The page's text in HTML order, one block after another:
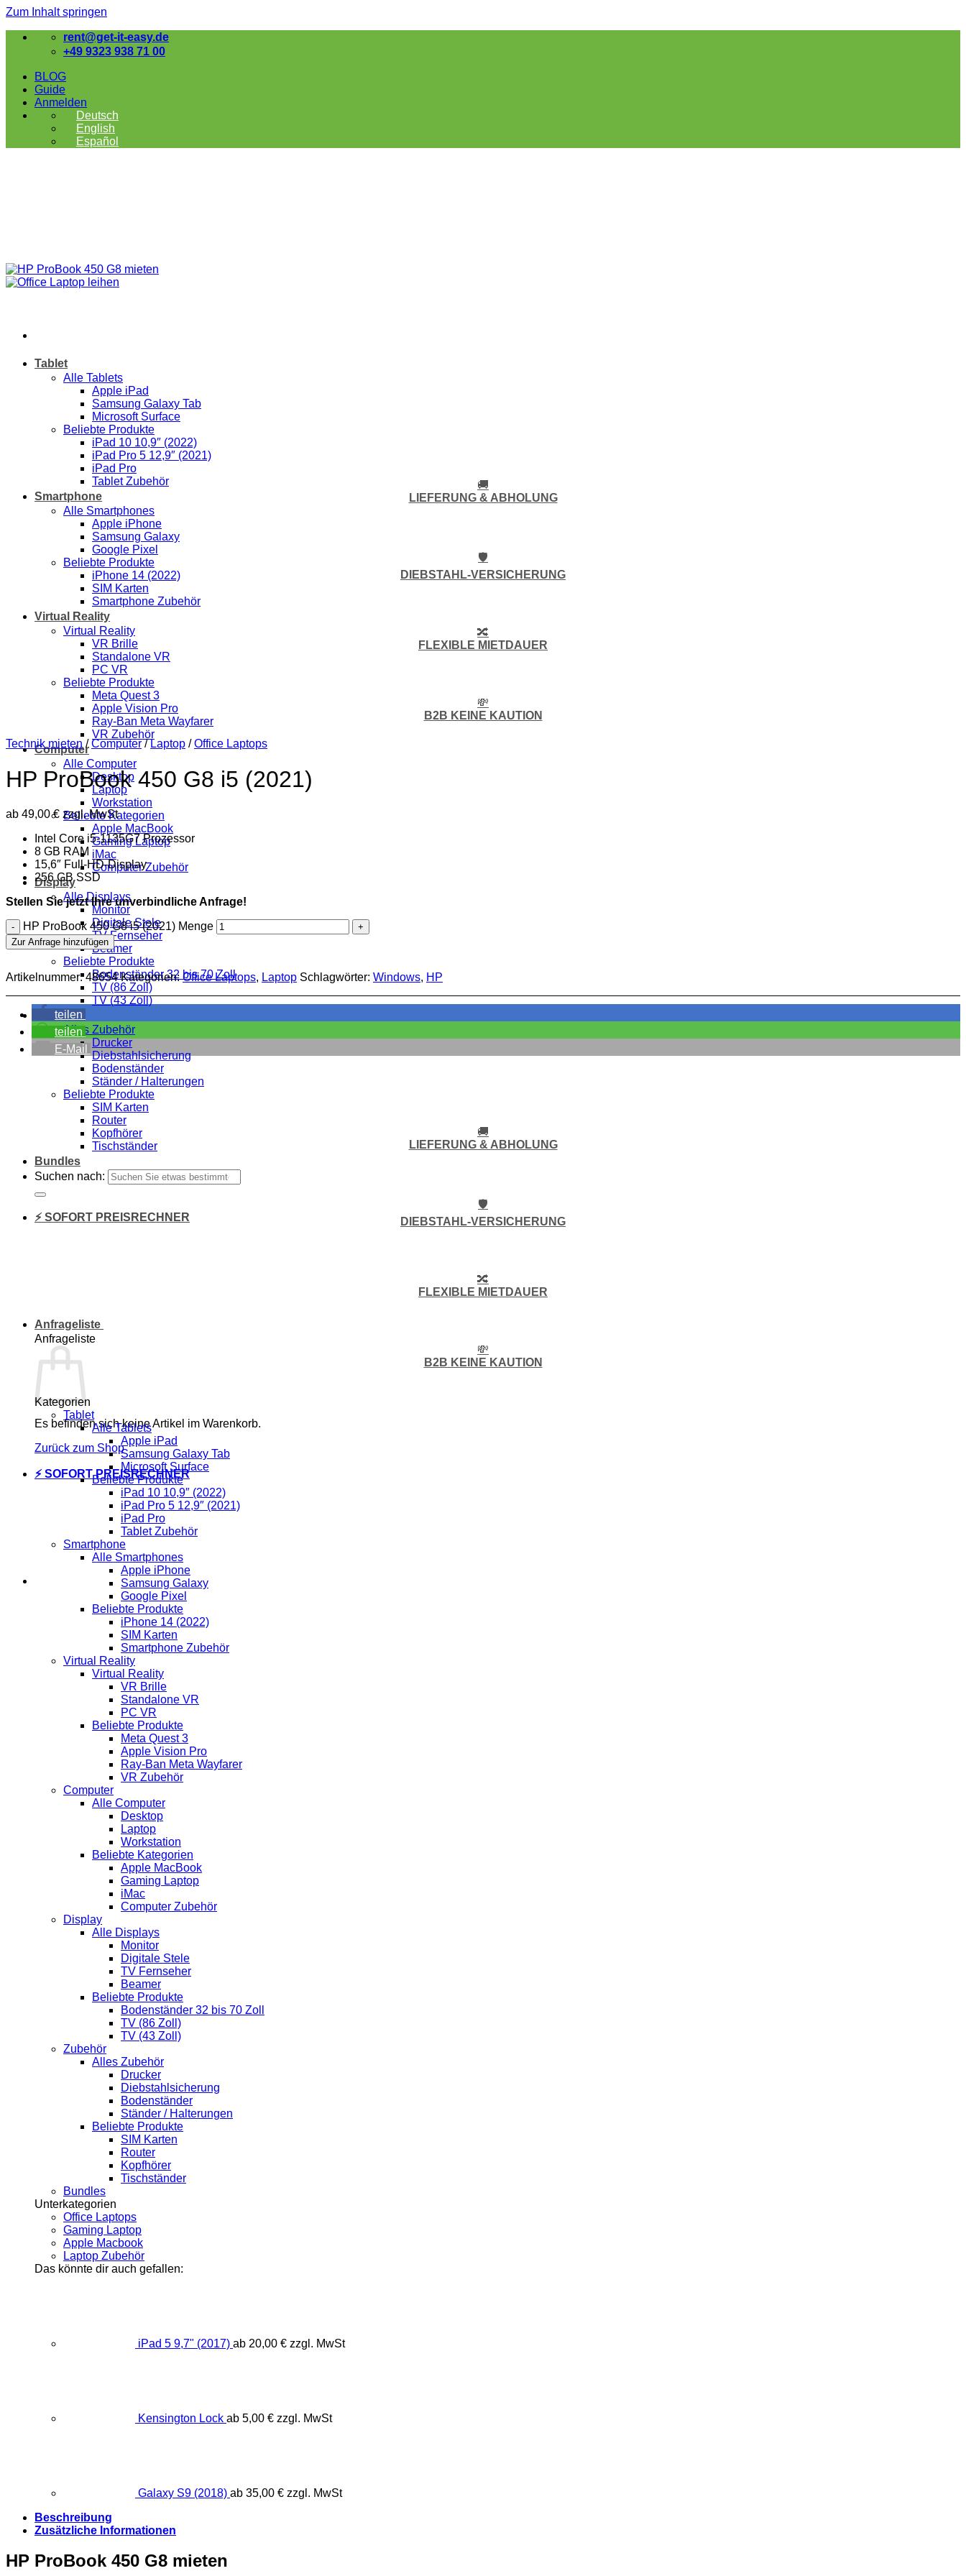
Zum Inhalt springen
rent@get-it-easy.de
+49 9323 938 71 00
BLOG
Guide
Anmelden
Deutsch
English
Español
Tablet
Alle Tablets
Apple iPad
Samsung Galaxy Tab
Microsoft Surface
Beliebte Produkte
iPad 10 10,9″ (2022)
iPad Pro 5 12,9″ (2021)
iPad Pro
Tablet Zubehör
Smartphone
Alle Smartphones
Apple iPhone
Samsung Galaxy
Google Pixel
Beliebte Produkte
iPhone 14 (2022)
SIM Karten
Smartphone Zubehör
Virtual Reality
Virtual Reality
VR Brille
Standalone VR
PC VR
Beliebte Produkte
Meta Quest 3
Apple Vision Pro
Ray-Ban Meta Wayfarer
VR Zubehör
Computer
Alle Computer
Desktop
Laptop
Workstation
Beliebte Kategorien
Apple MacBook
Gaming Laptop
iMac
Computer Zubehör
Display
Alle Displays
Monitor
Digitale Stele
TV Fernseher
Beamer
Beliebte Produkte
Bodenständer 32 bis 70 Zoll
TV (86 Zoll)
TV (43 Zoll)
Zubehör
Alles Zubehör
Drucker
Diebstahlsicherung
Bodenständer
Ständer / Halterungen
Beliebte Produkte
SIM Karten
Router
Kopfhörer
Tischständer
Bundles
Suchen nach:
⚡ SOFORT PREISRECHNER
Anfrageliste
Anfrageliste
Es befinden sich keine Artikel im Warenkorb.
Zurück zum Shop
⚡ SOFORT PREISRECHNER
🚚
LIEFERUNG & ABHOLUNG
🛡️
DIEBSTAHL-VERSICHERUNG
🔀
FLEXIBLE MIETDAUER
💸
B2B KEINE KAUTION
Technik mieten / Computer / Laptop / Office Laptops
HP ProBook 450 G8 i5 (2021)
ab 49,00€ zzgl. MwSt
Intel Core i5-1135G7 Prozessor
8 GB RAM
15,6″ Full-HD-Display
256 GB SSD
Stellen Sie jetzt Ihre unverbindliche Anfrage!
HP ProBook 450 G8 i5 (2021) Menge
Zur Anfrage hinzufügen
Artikelnummer:48654 Kategorien:Office Laptops, Laptop Schlagwörter: Windows, HP
teilen
teilen
E-Mail
🚚
LIEFERUNG & ABHOLUNG
🛡️
DIEBSTAHL-VERSICHERUNG
🔀
FLEXIBLE MIETDAUER
💸
B2B KEINE KAUTION
Kategorien
Tablet
Alle Tablets
Apple iPad
Samsung Galaxy Tab
Microsoft Surface
Beliebte Produkte
iPad 10 10,9″ (2022)
iPad Pro 5 12,9″ (2021)
iPad Pro
Tablet Zubehör
Smartphone
Alle Smartphones
Apple iPhone
Samsung Galaxy
Google Pixel
Beliebte Produkte
iPhone 14 (2022)
SIM Karten
Smartphone Zubehör
Virtual Reality
Virtual Reality
VR Brille
Standalone VR
PC VR
Beliebte Produkte
Meta Quest 3
Apple Vision Pro
Ray-Ban Meta Wayfarer
VR Zubehör
Computer
Alle Computer
Desktop
Laptop
Workstation
Beliebte Kategorien
Apple MacBook
Gaming Laptop
iMac
Computer Zubehör
Display
Alle Displays
Monitor
Digitale Stele
TV Fernseher
Beamer
Beliebte Produkte
Bodenständer 32 bis 70 Zoll
TV (86 Zoll)
TV (43 Zoll)
Zubehör
Alles Zubehör
Drucker
Diebstahlsicherung
Bodenständer
Ständer / Halterungen
Beliebte Produkte
SIM Karten
Router
Kopfhörer
Tischständer
Bundles
Unterkategorien
Office Laptops
Gaming Laptop
Apple Macbook
Laptop Zubehör
Das könnte dir auch gefallen:
iPad 5 9,7" (2017) ab 20,00 € zzgl. MwSt
Kensington Lock ab 5,00 € zzgl. MwSt
Galaxy S9 (2018) ab 35,00 € zzgl. MwSt
Beschreibung
Zusätzliche Informationen
HP ProBook 450 G8 mieten